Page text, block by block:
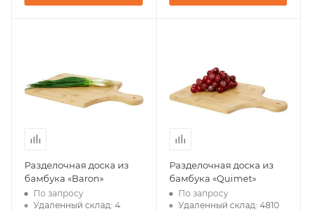
Разделочная доска из
бамбука «Baron»
По запросу
Удаленный склад: 4
Разделочная доска из
бамбука «Quimet»
По запросу
Удаленный склад: 4810